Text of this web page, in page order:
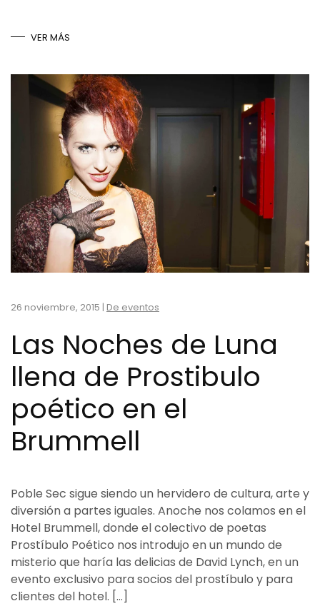
VER MÁS
26 noviembre, 2015 | De eventos
Las Noches de Luna
llena de Prostibulo
poético en el
Brummell
Poble Sec sigue siendo un hervidero de cultura, arte y
diversión a partes iguales. Anoche nos colamos en el
Hotel Brummell, donde el colectivo de poetas
Prostíbulo Poético nos introdujo en un mundo de
misterio que haría las delicias de David Lynch, en un
evento exclusivo para socios del prostíbulo y para
clientes del hotel. […]